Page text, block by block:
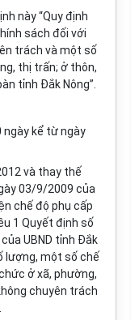
này “Quy định
sách đối với
trách và một số
thị trấn; ở thôn,
tỉnh Đắk Nông”.
ngày kể từ ngày
và thay thế
03/9/2009 của
chế độ phụ cấp
1 Quyết định số
UBND tỉnh Đắk
lượng, một số chế
ở xã, phường,
chuyên trách